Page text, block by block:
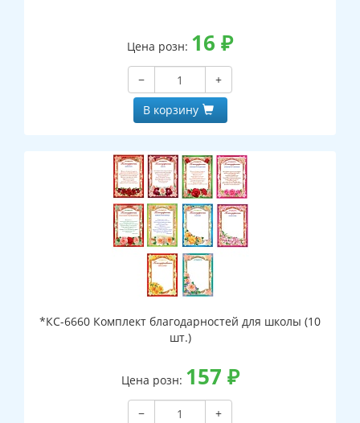
Цена розн: 16 ₽
−
+
В корзину
*КС-6660 Комплект благодарностей для школы (10
шт.)
Цена розн: 157 ₽
−
+